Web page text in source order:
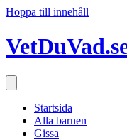
Hoppa till innehåll
Startsida
Alla barnen
Gissa